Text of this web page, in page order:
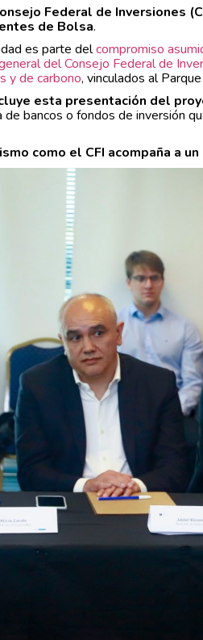
Federal de Inversiones
de Bolsa.
es parte delcompromiso
del Consejo Federal de
y de carbono, vinculados al
esta presentación del
bancos o fondos de inversión
como el CFI acompaña a